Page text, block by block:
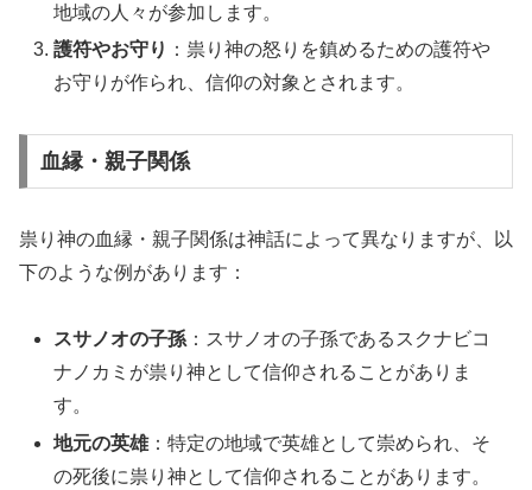
地域の人々が参加します。
護符やお守り ：祟り神の怒りを鎮めるための護符や
お守りが作られ、信仰の対象とされます。
血縁・親子関係
祟り神の血縁・親子関係は神話によって異なりますが、以
下のような例があります：
スサノオの子孫 ：スサノオの子孫であるスクナビコ
ナノカミが祟り神として信仰されることがありま
す。
地元の英雄：特定の地域で英雄として崇められ、そ
の死後に祟り神として信仰されることがあります。